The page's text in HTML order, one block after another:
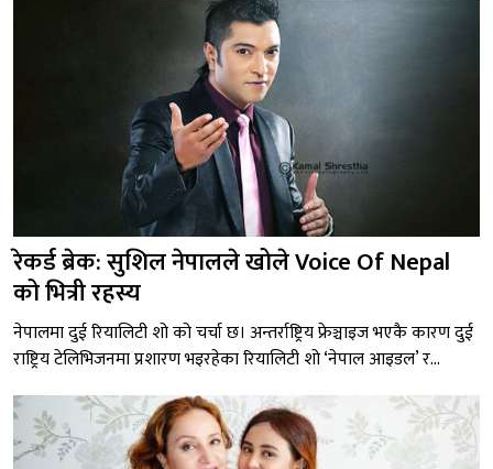
रेकर्ड ब्रेक: सुशिल नेपालले खोले Voice Of Nepal
को भित्री रहस्य
नेपालमा दुई रियालिटी शो को चर्चा छ। अन्तर्राष्ट्रिय फ्रेञ्चाइज भएकै कारण दुई
राष्ट्रिय टेलिभिजनमा प्रशारण भइरहेका रियालिटी शो ‘नेपाल आइडल’ र...